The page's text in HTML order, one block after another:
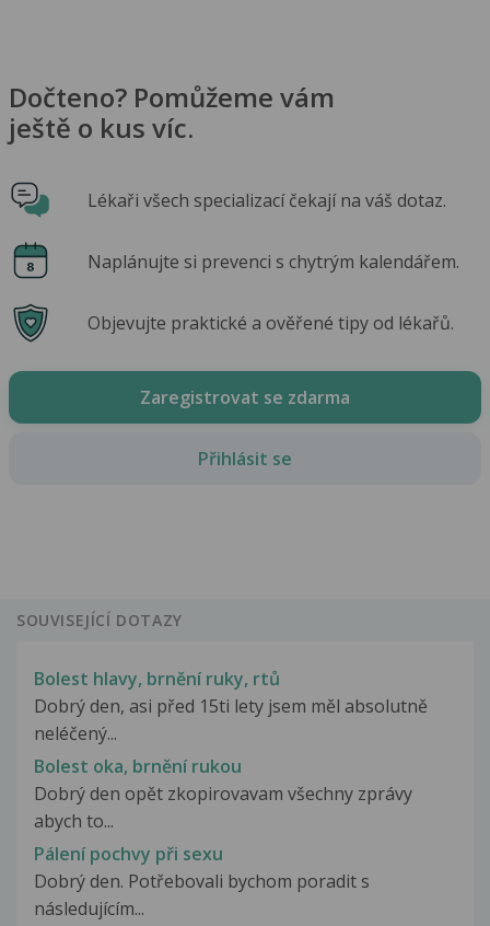
Dočteno? Pomůžeme vám
ještě o kus víc.
Lékaři všech specializací čekají na váš dotaz.
Naplánujte si prevenci s chytrým kalendářem.
Objevujte praktické a ověřené tipy od lékařů.
Zaregistrovat se zdarma
Přihlásit se
SOUVISEJÍCÍ DOTAZY
Bolest hlavy, brnění ruky, rtů
Dobrý den, asi před 15ti lety jsem měl absolutně
neléčený...
Bolest oka, brnění rukou
Dobrý den opět zkopirovavam všechny zprávy
abych to...
Pálení pochvy při sexu
Dobrý den. Potřebovali bychom poradit s
následujícím...